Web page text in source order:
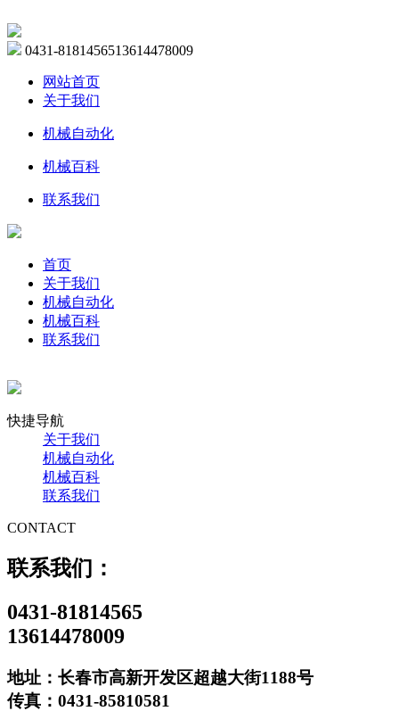
0431-8181456513614478009
网站首页
关于我们
机械自动化
机械百科
联系我们
首页
关于我们
机械自动化
机械百科
联系我们
快捷导航
关于我们
机械自动化
机械百科
联系我们
CONTACT
联系我们：
0431-81814565
13614478009
地址：长春市高新开发区超越大街1188号
传真：0431-85810581